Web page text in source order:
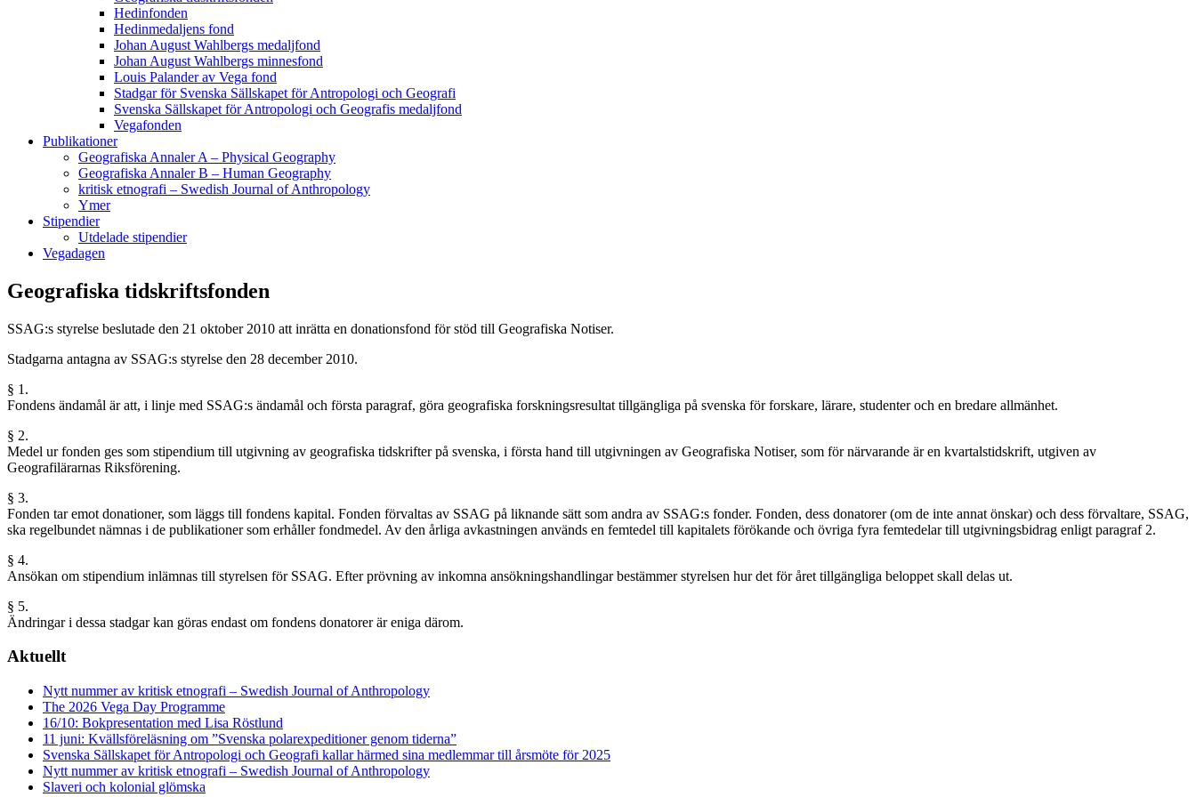
Hedinfonden
Hedinmedaljens fond
Johan August Wahlbergs medaljfond
Johan August Wahlbergs minnesfond
Louis Palander av Vega fond
Stadgar för Svenska Sällskapet för Antropologi och Geografi
Svenska Sällskapet för Antropologi och Geografis medaljfond
Vegafonden
Publikationer
Geografiska Annaler A – Physical Geography
Geografiska Annaler B – Human Geography
kritisk etnografi – Swedish Journal of Anthropology
Ymer
Stipendier
Utdelade stipendier
Vegadagen
Geografiska tidskriftsfonden
SSAG:s styrelse beslutade den 21 oktober 2010 att inrätta en donationsfond för stöd till Geografiska Notiser.
Stadgarna antagna av SSAG:s styrelse den 28 december 2010.
§ 1.
Fondens ändamål är att, i linje med SSAG:s ändamål och första paragraf, göra geografiska forskningsresultat tillgängliga på svenska för forskare, lärare, studenter och en bredare allmänhet.
§ 2.
Medel ur fonden ges som stipendium till utgivning av geografiska tidskrifter på svenska, i första hand till utgivningen av Geografiska Notiser, som för närvarande är en kvartalstidskrift, utgiven av
Geografilärarnas Riksförening.
§ 3.
Fonden tar emot donationer, som läggs till fondens kapital. Fonden förvaltas av SSAG på liknande sätt som andra av SSAG:s fonder. Fonden, dess donatorer (om de inte annat önskar) och dess förvaltare, SSAG,
ska regelbundet nämnas i de publikationer som erhåller fondmedel. Av den årliga avkastningen används en femtedel till kapitalets förökande och övriga fyra femtedelar till utgivningsbidrag enligt paragraf 2.
§ 4.
Ansökan om stipendium inlämnas till styrelsen för SSAG. Efter prövning av inkomna ansökningshandlingar bestämmer styrelsen hur det för året tillgängliga beloppet skall delas ut.
§ 5.
Ändringar i dessa stadgar kan göras endast om fondens donatorer är eniga därom.
Aktuellt
Nytt nummer av kritisk etnografi – Swedish Journal of Anthropology
The 2026 Vega Day Programme
16/10: Bokpresentation med Lisa Röstlund
11 juni: Kvällsföreläsning om ”Svenska polarexpeditioner genom tiderna”
Svenska Sällskapet för Antropologi och Geografi kallar härmed sina medlemmar till årsmöte för 2025
Nytt nummer av kritisk etnografi – Swedish Journal of Anthropology
Slaveri och kolonial glömska